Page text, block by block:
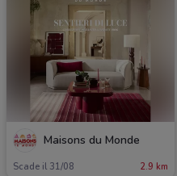
Maisons du Monde
Scade il 31/08 2.9 km